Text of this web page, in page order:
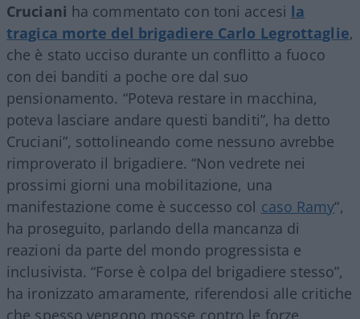
Cruciani ha commentato con toni accesi la
tragica morte del brigadiere Carlo Legrottaglie,
che è stato ucciso durante un conflitto a fuoco
con dei banditi a poche ore dal suo
pensionamento. “Poteva restare in macchina,
poteva lasciare andare questi banditi”, ha detto
Cruciani”, sottolineando come nessuno avrebbe
rimproverato il brigadiere. “Non vedrete nei
prossimi giorni una mobilitazione, una
manifestazione come è successo col caso Ramy“,
ha proseguito, parlando della mancanza di
reazioni da parte del mondo progressista e
inclusivista. “Forse è colpa del brigadiere stesso”,
ha ironizzato amaramente, riferendosi alle critiche
che spesso vengono mosse contro le forze